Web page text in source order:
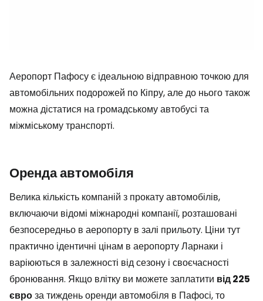
Аеропорт Пафосу є ідеальною відправною точкою для
автомобільних подорожей по Кіпру, але до нього також
можна дістатися на громадському автобусі та
міжміському транспорті.
Оренда автомобіля
Велика кількість компаній з прокату автомобілів,
включаючи відомі міжнародні компанії, розташовані
безпосередньо в аеропорту в залі прильоту. Ціни тут
практично ідентичні цінам в аеропорту Ларнаки і
варіюються в залежності від сезону і своєчасності
бронювання. Якщо влітку ви можете заплатити від 225
євроза тиждень оренди автомобіля в Пафосі, то